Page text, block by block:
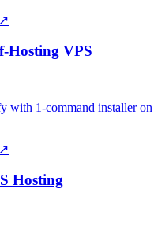
↗
Hosting VPS
with 1-command installer
↗
Hosting